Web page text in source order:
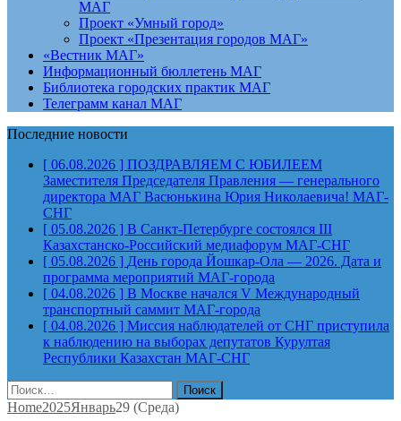
МАГ
Проект «Умный город»
Проект «Презентация городов МАГ»
«Вестник МАГ»
Информационный бюллетень МАГ
Библиотека городских практик МАГ
Телеграмм канал МАГ
Последние новости
[ 06.08.2026 ] ПОЗДРАВЛЯЕМ С ЮБИЛЕЕМ
Заместителя Председателя Правления — генерального
директора МАГ Васюнькина Юрия Николаевича! МАГ-
СНГ
[ 05.08.2026 ] В Санкт-Петербурге состоялся III
Казахстанско-Российский медиафорум МАГ-СНГ
[ 05.08.2026 ] День города Йошкар-Ола — 2026. Дата и
программа мероприятий МАГ-города
[ 04.08.2026 ] В Москве начался V Международный
транспортный саммит МАГ-города
[ 04.08.2026 ] Миссия наблюдателей от СНГ приступила
к наблюдению на выборах депутатов Курултая
Республики Казахстан МАГ-СНГ
Найти:
Home2025Январь29 (Среда)